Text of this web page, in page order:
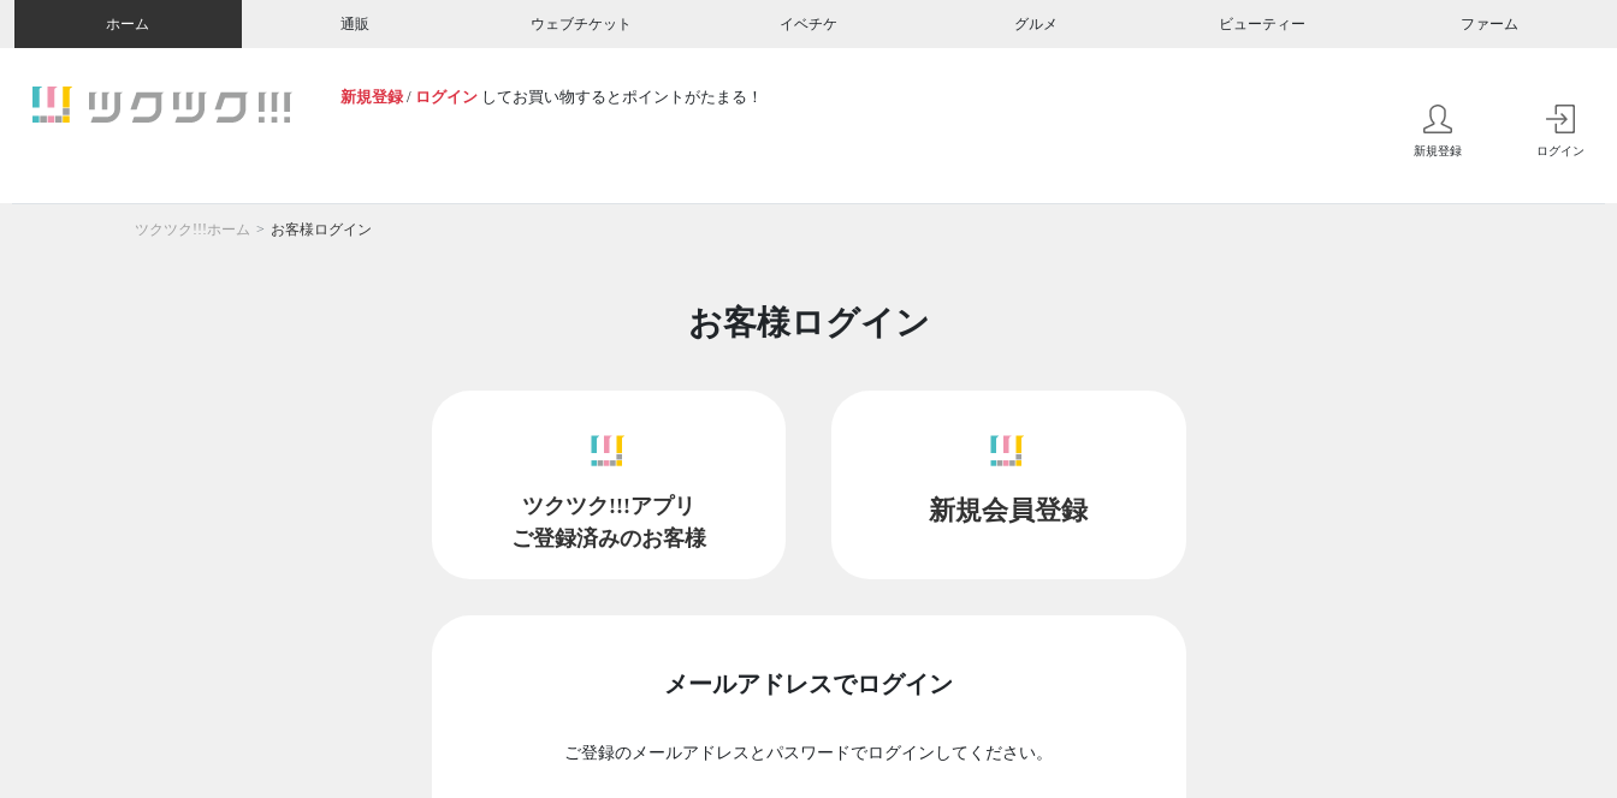
ホーム 通販 ウェブチケット イベチケ グルメ ビューティー ファーム
新規登録 / ログイン してお買い物するとポイントがたまる！
新規登録 ログイン
ツクツク!!!ホーム お客様ログイン
お客様ログイン
ツクツク!!!アプリ
ご登録済みのお客様
新規会員登録
メールアドレスでログイン
ご登録のメールアドレスとパスワードでログインしてください。